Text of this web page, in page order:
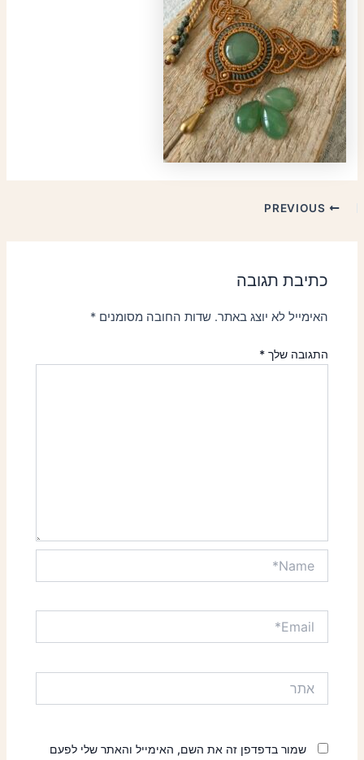
כתיבת תגובה
האימייל לא יוצג באתר. שדות החובה מסומנים*
התגובה שלך*
שמור בדפדפן זה את השם, האימייל והאתר שלי לפעם